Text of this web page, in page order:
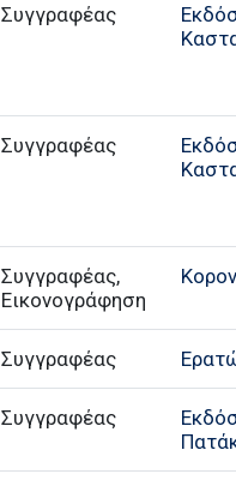
Συγγραφέας
Συγγραφέας
Συγγραφέας,
Εικονογράφηση
Συγγραφέας
Συγγραφέας